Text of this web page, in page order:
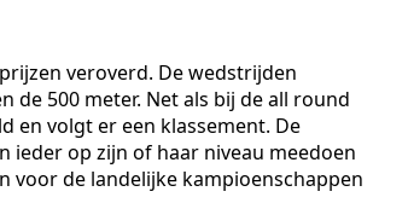
veroverd. De wedstrijden
de 500 meter. Net als bij de all round
en volgt er een klassement. De
ieder op zijn of haar niveau meedoen
voor de landelijke kampioenschappen